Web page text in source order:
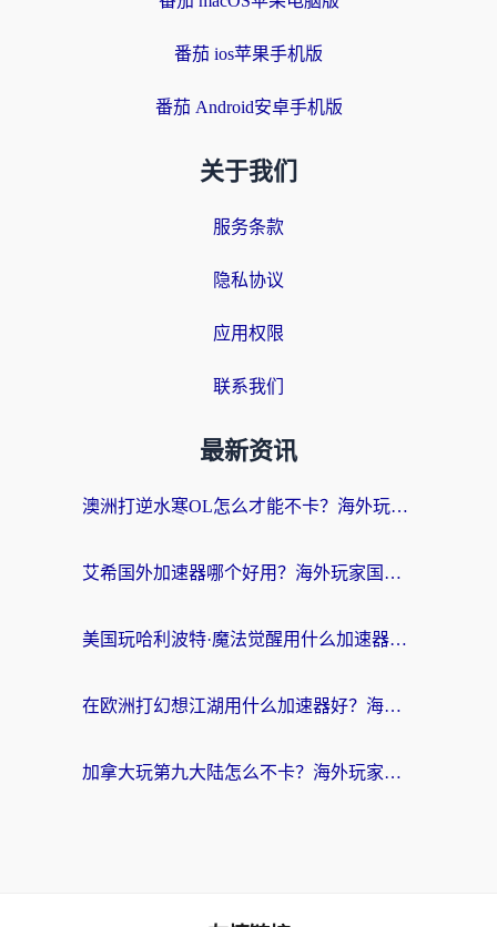
番茄 ios苹果手机版
番茄 Android安卓手机版
关于我们
服务条款
隐私协议
应用权限
联系我们
最新资讯
澳洲打逆水寒OL怎么才能不卡？海外玩家国服游戏加速终极指南（附梦幻模拟战地铁跑酷解决办法）
艾希国外加速器哪个好用？海外玩家国服游戏畅玩终极指南（附欧洲玩鸣潮街头篮球实测）
美国玩哈利波特·魔法觉醒用什么加速器？告别延迟的终极指南（含免费QQ炫舞方案+印尼妄想山海秘籍）
在欧洲打幻想江湖用什么加速器好？海外玩家国服游戏畅玩指南
加拿大玩第九大陆怎么不卡？海外玩家国服游戏加速全攻略（附足球世界萤火突击实测）